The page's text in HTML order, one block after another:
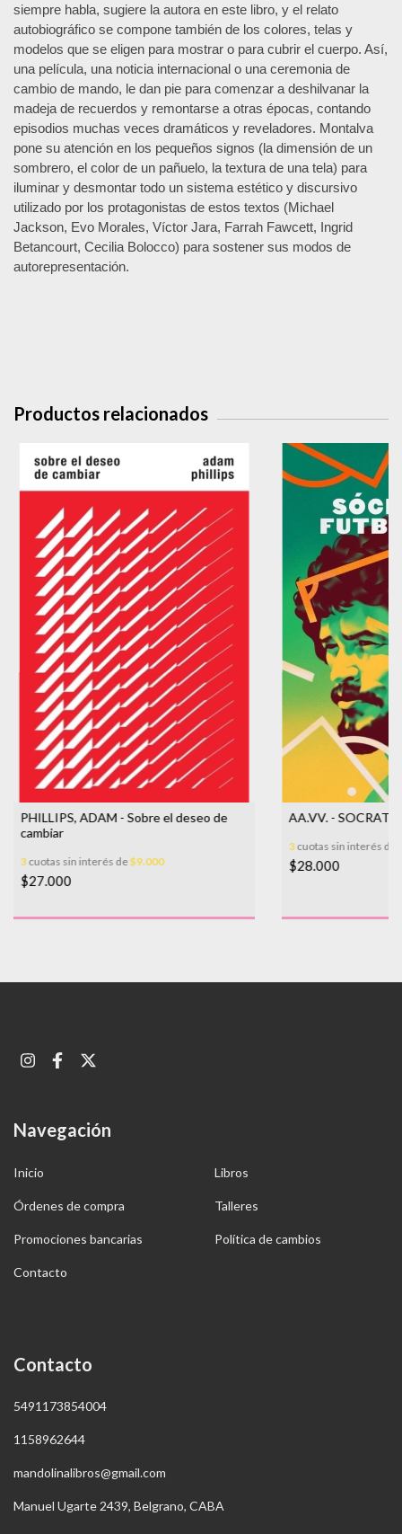
siempre habla, sugiere la autora en este libro, y el relato
autobiográfico se compone también de los colores, telas y
modelos que se eligen para mostrar o para cubrir el cuerpo. Así,
una película, una noticia internacional o una ceremonia de
cambio de mando, le dan pie para comenzar a deshilvanar la
madeja de recuerdos y remontarse a otras épocas, contando
episodios muchas veces dramáticos y reveladores. Montalva
pone su atención en los pequeños signos (la dimensión de un
sombrero, el color de un pañuelo, la textura de una tela) para
iluminar y desmontar todo un sistema estético y discursivo
utilizado por los protagonistas de estos textos (Michael
Jackson, Evo Morales, Víctor Jara, Farrah Fawcett, Ingrid
Betancourt, Cecilia Bolocco) para sostener sus modos de
autorepresentación.
Productos relacionados
PHILLIPS, ADAM - Sobre el deseo de
cambiar
3cuotas sin interés de$9.000
$27.000
AA.VV. -
3cuotas sin interés de
$28.000
Navegación
Inicio Libros
Órdenes de compra Talleres
Promociones bancarias Política de cambios
Contacto
Contacto
5491173854004
1158962644
mandolinalibros@gmail.com
Manuel Ugarte 2439, Belgrano, CABA